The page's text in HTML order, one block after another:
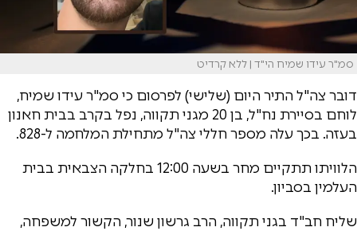
סמ"ר עידו שמיח הי"ד | ללא קרדיט
דובר צה"ל התיר היום (שלישי) לפרסום כי סמ"ר עידו שמיח,
לוחם בסיירת נח"ל, בן 20 מגני תקווה, נפל בקרב בבית חאנון
בעזה. בכך עלה מספר חללי צה"ל מתחילת המלחמה ל-828.
הלוויתו תתקיים מחר בשעה 12:00 בחלקה הצבאית בבית
העלמין בסביון.
שליח חב"ד בגני תקווה, הרב גרשון שנור, הקשור למשפחה,